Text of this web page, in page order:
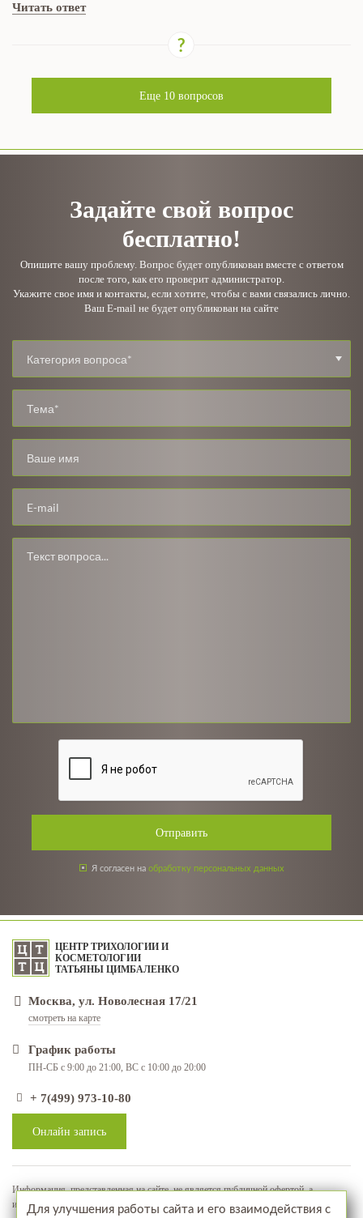
Читать ответ
Еще 10 вопросов
Задайте свой вопрос
бесплатно!
Опишите вашу проблему. Вопрос будет опубликован вместе с ответом
после того, как его проверит администратор.
Укажите свое имя и контакты, если хотите, чтобы с вами связались лично.
Ваш E-mail не будет опубликован на сайте
Категория вопроса*
Отправить
Я согласен на обработку персональных данных
ЦЕНТР ТРИХОЛОГИИ И
КОСМЕТОЛОГИИ
ТАТЬЯНЫ ЦИМБАЛЕНКО
Москва, ул. Новолесная 17/21
смотреть на карте
График работы
ПН-СБ с 9:00 до 21:00, ВС с 10:00 до 20:00
+ 7(499) 973-10-80
Онлайн запись
Информация, представленная на сайте, не является публичной офертой, а
используется в качестве рекламно-информационных материалов
Для улучшения работы сайта и его взаимодействия с